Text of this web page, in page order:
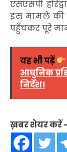
एसएसपी
इस मामले की
पहुँचकर पूरे
यह भी पढ़ें
आधुनिक
निर्देश।
ख़बर शेयर करें -